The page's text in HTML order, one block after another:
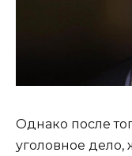
Однако после
уголовное